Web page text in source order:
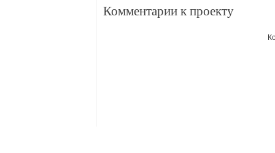
Комментарии к проекту